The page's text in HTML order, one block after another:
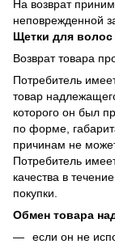
На возврат
неповрежденной
Щетки для волос
Возврат товара
Потребитель
товар
которого он был
по форме,
причинам не
Потребитель
качества в
покупки.
Обмен товара
если он не